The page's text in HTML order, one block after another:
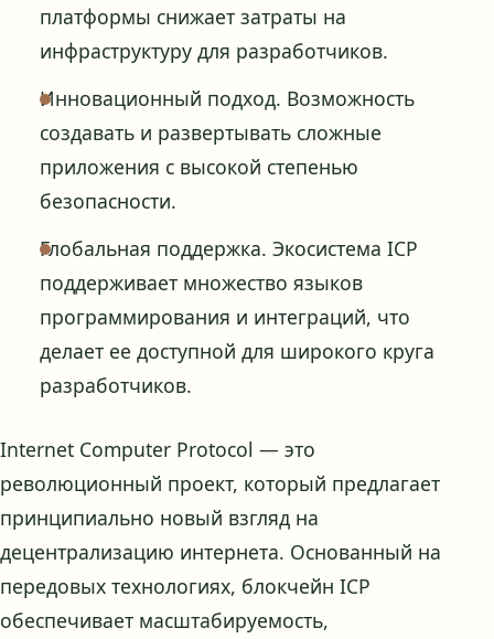
платформы снижает затраты на
инфраструктуру для разработчиков.
Инновационный подход. Возможность
создавать и развертывать сложные
приложения с высокой степенью
безопасности.
Глобальная поддержка. Экосистема ICP
поддерживает множество языков
программирования и интеграций, что
делает ее доступной для широкого круга
разработчиков.
Internet Computer Protocol — это
революционный проект, который предлагает
принципиально новый взгляд на
децентрализацию интернета. Основанный на
передовых технологиях, блокчейн ICP
обеспечивает масштабируемость,